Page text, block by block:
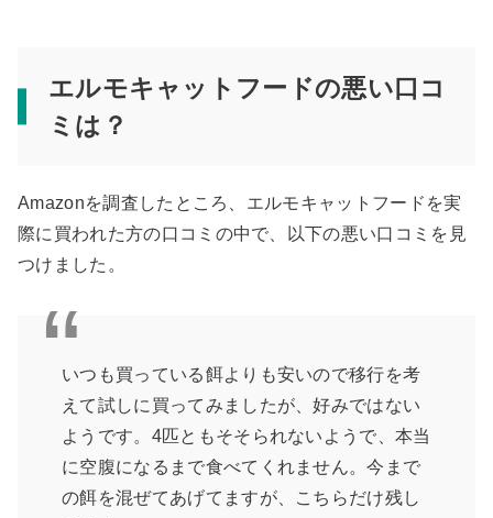
エルモキャットフードの悪い口コ
ミは？
Amazonを調査したところ、エルモキャットフードを実
際に買われた方の口コミの中で、以下の悪い口コミを見
つけました。
いつも買っている餌よりも安いので移行を考
えて試しに買ってみましたが、好みではない
ようです。4匹ともそそられないようで、本当
に空腹になるまで食べてくれません。今まで
の餌を混ぜてあげてますが、こちらだけ残し